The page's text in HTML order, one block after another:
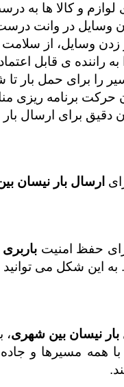
لوازم و کالا ها به
وسایل در وانت
زدن وسایل، از
به راننده ی قابل
را برای حمل بار
حرکت برنامه ریزی
دقیق برای ارسال
ارسال بار نیسان
حفظ امنیت
به این شکل می
بار نیسان بین شهری،
با همه مسیرها و